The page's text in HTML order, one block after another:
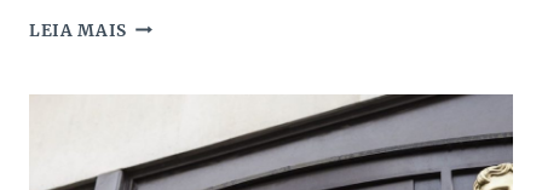
LEIA MAIS OS
DE
MAIS
CAROS